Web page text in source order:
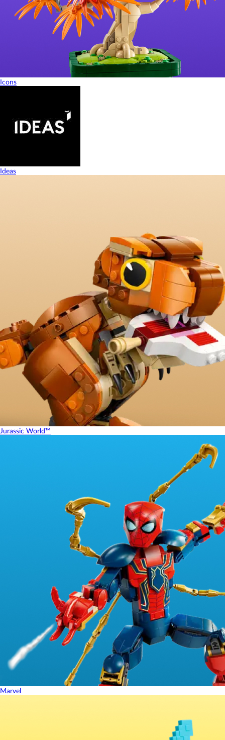
Icons
Ideas
Jurassic World™
Marvel